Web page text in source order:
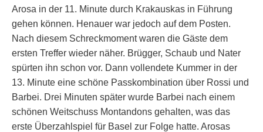
Arosa in der 11. Minute durch Krakauskas in Führung
gehen können. Henauer war jedoch auf dem Posten.
Nach diesem Schreckmoment waren die Gäste dem
ersten Treffer wieder näher. Brügger, Schaub und Nater
spürten ihn schon vor. Dann vollendete Kummer in der
13. Minute eine schöne Passkombination über Rossi und
Barbei. Drei Minuten später wurde Barbei nach einem
schönen Weitschuss Montandons gehalten, was das
erste Überzahlspiel für Basel zur Folge hatte. Arosas